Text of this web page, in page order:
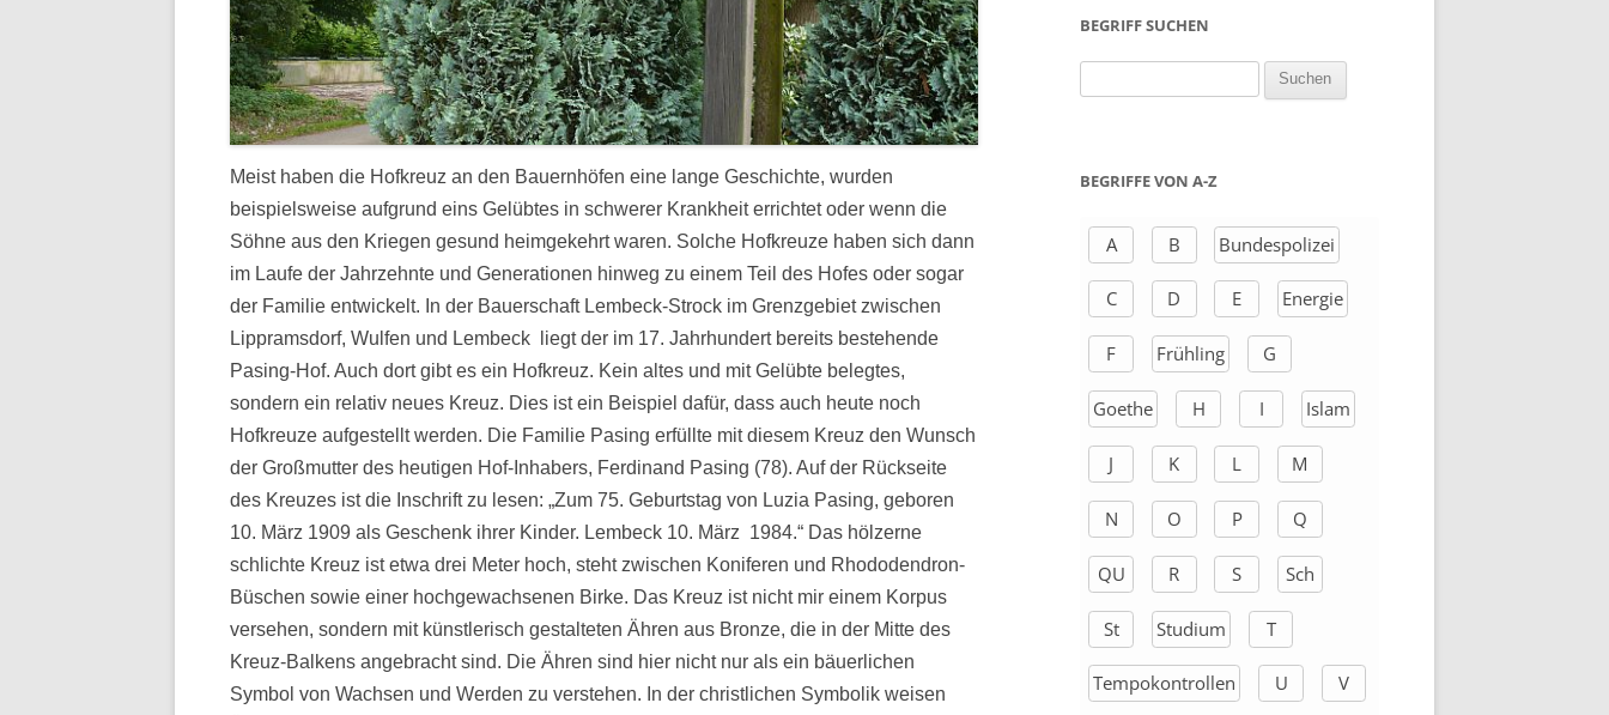
Meist haben die Hofkreuz an den Bauernhöfen eine lange Geschichte, wurden
beispielsweise aufgrund eins Gelübtes in schwerer Krankheit errichtet oder wenn die
Söhne aus den Kriegen gesund heimgekehrt waren. Solche Hofkreuze haben sich dann
im Laufe der Jahrzehnte und Generationen hinweg zu einem Teil des Hofes oder sogar
der Familie entwickelt. In der Bauerschaft Lembeck-Strock im Grenzgebiet zwischen
Lippramsdorf, Wulfen und Lembeck liegt der im 17. Jahrhundert bereits bestehende
Pasing-Hof. Auch dort gibt es ein Hofkreuz. Kein altes und mit Gelübte belegtes,
sondern ein relativ neues Kreuz. Dies ist ein Beispiel dafür, dass auch heute noch
Hofkreuze aufgestellt werden. Die Familie Pasing erfüllte mit diesem Kreuz den Wunsch
der Großmutter des heutigen Hof-Inhabers, Ferdinand Pasing (78). Auf der Rückseite
des Kreuzes ist die Inschrift zu lesen: „Zum 75. Geburtstag von Luzia Pasing, geboren
10. März 1909 als Geschenk ihrer Kinder. Lembeck 10. März 1984.“ Das hölzerne
schlichte Kreuz ist etwa drei Meter hoch, steht zwischen Koniferen und Rhododendron-
Büschen sowie einer hochgewachsenen Birke. Das Kreuz ist nicht mir einem Korpus
versehen, sondern mit künstlerisch gestalteten Ähren aus Bronze, die in der Mitte des
Kreuz-Balkens angebracht sind. Die Ähren sind hier nicht nur als ein bäuerlichen
Symbol von Wachsen und Werden zu verstehen. In der christlichen Symbolik weisen
BEGRIFF SUCHEN
h
h
BEGRIFFE VON A-Z
A B Bundespolizei
C D E Energie
F Frühling G
Goethe H I Islam
J K L M
N O P Q
QU R S Sch
St Studium T
Tempokontrollen U V